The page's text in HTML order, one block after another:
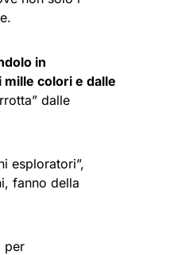
in
colori e dalle
dalle
esploratori”,
fanno della
per